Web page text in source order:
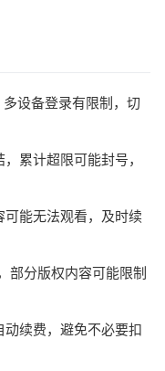
设备登录有限制，切
累计超限可能封号，
能无法观看，及时续
部分版权内容可能限制
续费，避免不必要扣